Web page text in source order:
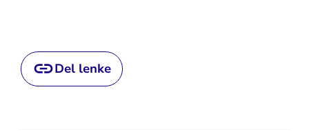
Del lenke